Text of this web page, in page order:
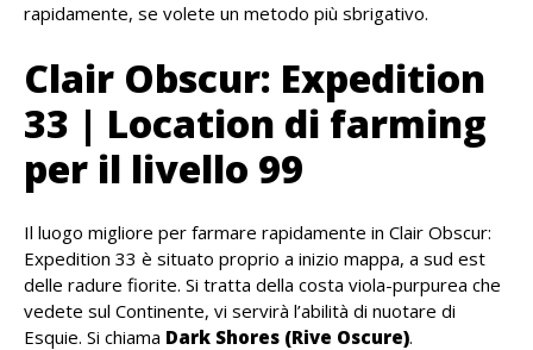
rapidamente, se volete un metodo più sbrigativo.
Clair Obscur: Expedition
33 | Location di farming
per il livello 99
Il luogo migliore per farmare rapidamente in Clair Obscur:
Expedition 33 è situato proprio a inizio mappa, a sud est
delle radure fiorite. Si tratta della costa viola-purpurea che
vedete sul Continente, vi servirà l’abilità di nuotare di
Esquie. Si chiama Dark Shores (Rive Oscure).